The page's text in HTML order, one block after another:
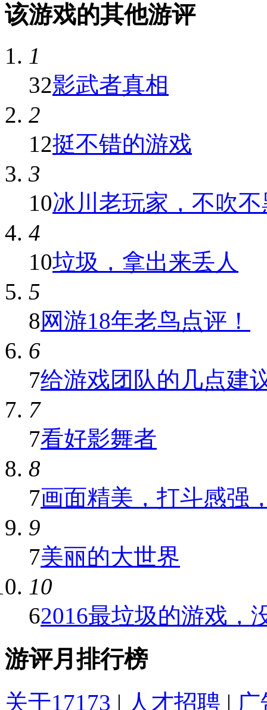
该游戏的其他游评
1
32​影武者真相
2
12挺不错的游戏
3
10冰川老玩家，不吹
4
10垃圾，拿出来丢人
5
8网游18年老鸟点评！
6
7给游戏团队的几点建
7
7看好影舞者
8
7画面精美，打斗感强
9
7美丽的大世界
10
62016最垃圾的游戏，
游评月排行榜
关于17173 | 人才招聘 |